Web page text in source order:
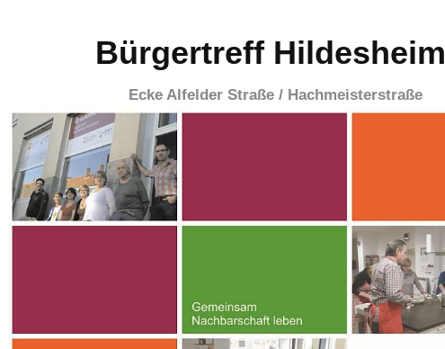
Bürgertreff Hildesheim
Ecke Alfelder Straße / Hachmeisterstraße